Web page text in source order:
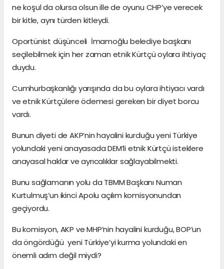
ne koşul da olursa olsun ille de oyunu CHP’ye verecek
bir kitle, aynı türden kitleydi.
Oportünist düşünceli İmamoğlu belediye başkanı
seçilebilmek için her zaman etnik Kürtçü oylara ihtiyaç
duydu.
Cumhurbaşkanlığı yarışında da bu oylara ihtiyacı vardı
ve etnik Kürtçülere ödemesi gereken bir diyet borcu
vardı.
Bunun diyeti de AKP’nin hayalini kurduğu yeni Türkiye
yolundaki yeni anayasada DEM’li etnik Kürtçü isteklere
anayasal haklar ve ayrıcalıklar sağlayabilmekti.
Bunu sağlamanın yolu da TBMM Başkanı Numan
Kurtulmuş’un ikinci Apolu açılım komisyonundan
geçiyordu.
Bu komisyon, AKP ve MHP’nin hayalini kurduğu, BOP’un
da öngördüğü yeni Türkiye’yi kurma yolundaki en
önemli adım değil miydi?